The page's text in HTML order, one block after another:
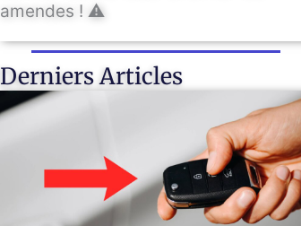
amendes ! ⚠️
Derniers Articles